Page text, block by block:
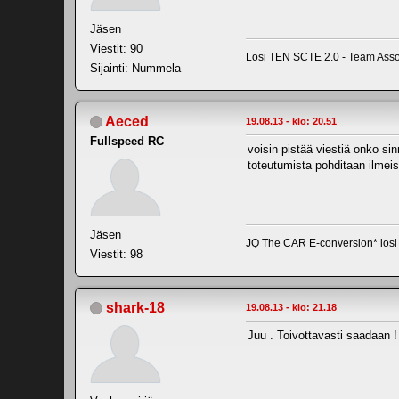
Jäsen
Viestit: 90
Sijainti: Nummela
Losi TEN SCTE 2.0 - Team
Aeced
Fullspeed RC
Jäsen
Viestit: 98
19.08.13 - klo: 20.51
voisin pistää viestiä onko
toteutumista pohditaan
JQ The CAR E-conversion*
shark-18_ 19.08.13 - klo: 21.18
Juu . Toivottavasti saadaan